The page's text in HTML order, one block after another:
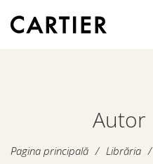
Autor
Pagina principală / Librăria /